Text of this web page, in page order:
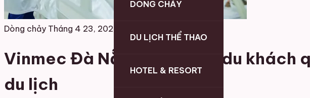
DÒNG CHẢY
DU LỊCH THỂ THAO
HOTEL & RESORT
Dòng chảy Tháng 4 23, 2026
Vinmec Đà Nẵng cứu sống du khách
du lịch